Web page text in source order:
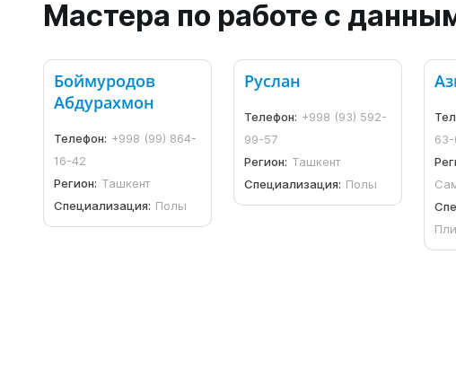
Мастера по работе с
Боймуродов
Абдурахмон
Телефон: +998 (99) 864-
16-42
Регион: Ташкент
Специализация: Полы
Руслан
Телефон: +998 (93) 592-
99-57
Регион: Ташкент
Специализация: Полы
63-